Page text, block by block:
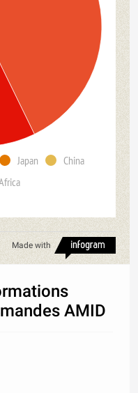
Japan
China
Made with
AMID